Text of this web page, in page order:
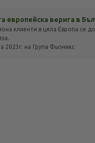
европейска верига в
клиенти в цяла Европа се
2023г. на Група Фьоникс